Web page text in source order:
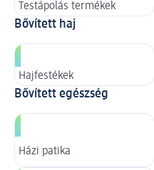
Testápolás termékek
Bővített haj
Hajfestékek
Bővített egészség
Házi patika